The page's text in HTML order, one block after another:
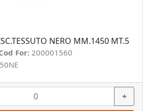
NERO MM.1450 MT.5
For: 200001560
+